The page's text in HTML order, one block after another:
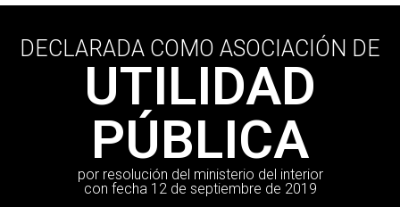
DECLARADA COMO ASOCIACIÓN DE
UTILIDAD
PÚBLICA
por resolución del ministerio del interior
con fecha 12 de septiembre de 2019